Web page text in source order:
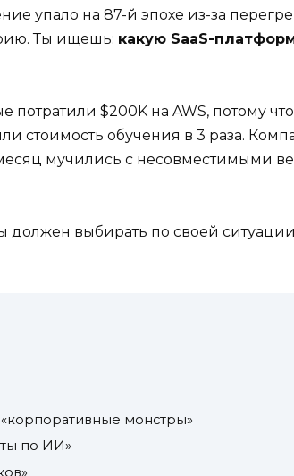
упало на 87-й эпохе из-за
Ты ищешь: какую SaaS-
потратили $200K на AWS, потому
стоимость обучения в 3 раза.
мучились с несовместимыми
выбирать по своей
монстры»
по ИИ»